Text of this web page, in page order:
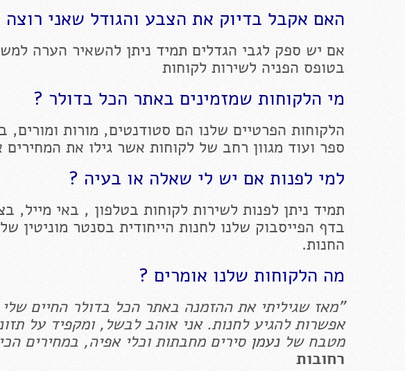
האם אקבל בדיוק את הצבע והגודל שאני רוצה
אם יש ספק לגבי הגדלים תמיד ניתן להשאיר הערה
בטופס הפניה לשירות לקוחות
מי הלקוחות שמזמינים באתר הכל בדולר ?
הלקוחות הפרטיים שלנו הם סטודנטים, מורות
ספר ועוד מגוון רחב של לקוחות אשר גילו את המחירים
למי לפנות אם יש לי שאלה או בעיה ?
תמיד ניתן לפנות לשירות לקוחות בטלפון , באי מייל,
החנות.
מה הלקוחות שלנו אומרים ?
"מאז שגיליתי את ההזמנה באתר הכל בדולר החיים שלי
אפשרות להגיע לחנות. אני אוהב לבשל, ומקפיד על
מטבח שלנעמןסירים מחבתות וכלי אפיה, במחירים
רחובות